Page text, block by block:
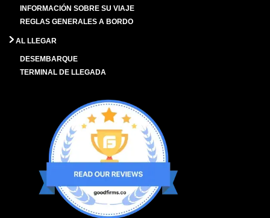
INFORMACIÓN SOBRE SU VIAJE
REGLAS GENERALES A BORDO
AL LLEGAR
DESEMBARQUE
TERMINAL DE LLEGADA